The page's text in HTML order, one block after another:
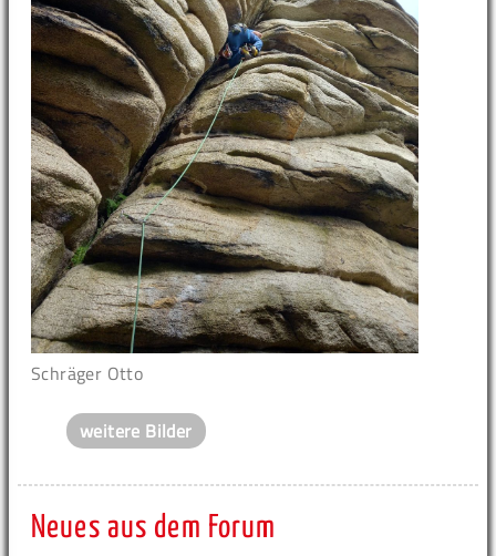
Schräger Otto
weitere Bilder
Neues aus dem Forum